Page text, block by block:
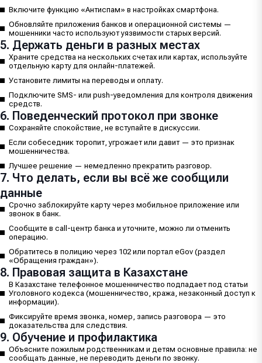
Включите функцию «Антиспам» в настройках смартфона.
Обновляйте приложения банков и операционной системы —
мошенники часто используют уязвимости старых версий.
5. Держать деньги в разных местах
Храните средства на нескольких счетах или картах, используйте
отдельную карту для онлайн-платежей.
Установите лимиты на переводы и оплату.
Подключите SMS- или push-уведомления для контроля движения
средств.
6. Поведенческий протокол при звонке
Сохраняйте спокойствие, не вступайте в дискуссии.
Если собеседник торопит, угрожает или давит — это признак
мошенничества.
Лучшее решение — немедленно прекратить разговор.
7. Что делать, если вы всё же сообщили
данные
Срочно заблокируйте карту через мобильное приложение или
звонок в банк.
Сообщите в call-центр банка и уточните, можно ли отменить
операцию.
Обратитесь в полицию через 102 или портал eGov (раздел
«Обращения граждан»).
8. Правовая защита в Казахстане
В Казахстане телефонное мошенничество подпадает под статьи
Уголовного кодекса (мошенничество, кража, незаконный доступ к
информации).
Фиксируйте время звонка, номер, запись разговора — это
доказательства для следствия.
9. Обучение и профилактика
Объясните пожилым родственникам и детям основные правила: не
сообщать данные, не переводить деньги по звонку.